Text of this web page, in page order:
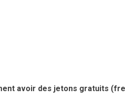
avoir des jetons gratuits